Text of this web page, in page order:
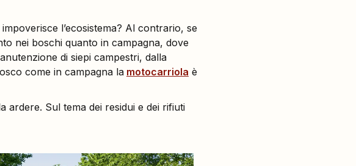
impoverisce l’ecosistema? Al contrario, se
nei boschi quanto in campagna, dove
di siepi campestri, dalla
come in campagna la motocarriola è
ardere. Sul tema dei residui e dei rifiuti